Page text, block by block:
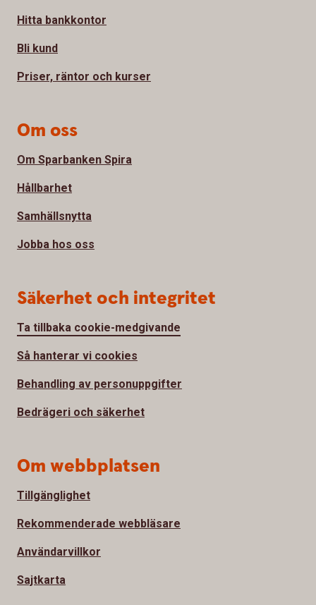
Hitta bankkontor
Bli kund
Priser, räntor och kurser
Om oss
Om Sparbanken Spira
Hållbarhet
Samhällsnytta
Jobba hos oss
Säkerhet och integritet
Ta tillbaka cookie-medgivande
Så hanterar vi cookies
Behandling av personuppgifter
Bedrägeri och säkerhet
Om webbplatsen
Tillgänglighet
Rekommenderade webbläsare
Användarvillkor
Sajtkarta